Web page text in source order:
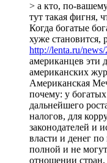
> а кто, по-
тут такая фигня,
Когда богатые
хуже становится,
http://lenta.ru/
американцев
американских
Американская
почему: у
дальнейшего
налогов, для
законодателей и
власти и денег по
полной и не
отношении стран,